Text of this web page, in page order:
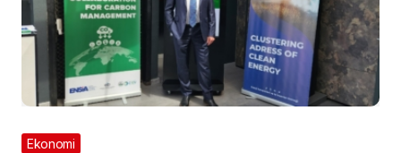
Ekonomi